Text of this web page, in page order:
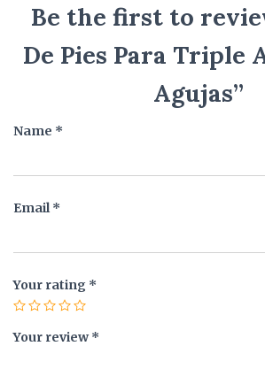
Be the first to
De Pies Para Triple
Agujas”
Name *
Email *
Your rating *
Your review*